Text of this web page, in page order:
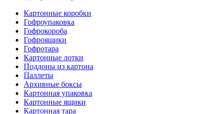
Картонные коробки
Гофроупаковка
Гофрокороба
Гофроящики
Гофротара
Картонные лотки
Поддоны из картона
Паллеты
Архивные боксы
Картонная упаковка
Картонные ящики
Картонная тара